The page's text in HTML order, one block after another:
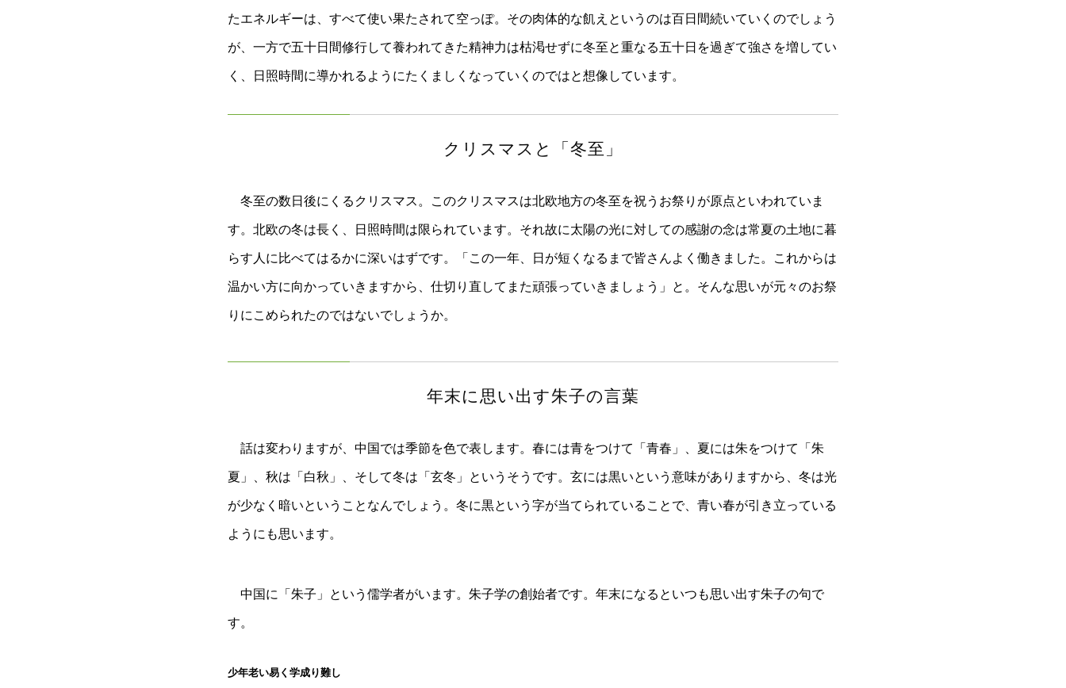
たエネルギーは、すべて使い果たされて空っぽ。その肉体的な飢えというのは百日間続いていくのでしょう
が、一方で五十日間修行して養われてきた精神力は枯渇せずに冬至と重なる五十日を過ぎて強さを増してい
く、日照時間に導かれるようにたくましくなっていくのではと想像しています。
クリスマスと「冬至」
冬至の数日後にくるクリスマス。このクリスマスは北欧地方の冬至を祝うお祭りが原点といわれていま
す。北欧の冬は長く、日照時間は限られています。それ故に太陽の光に対しての感謝の念は常夏の土地に暮
らす人に比べてはるかに深いはずです。「この一年、日が短くなるまで皆さんよく働きました。これからは
温かい方に向かっていきますから、仕切り直してまた頑張っていきましょう」と。そんな思いが元々のお祭
りにこめられたのではないでしょうか。
年末に思い出す朱子の言葉
話は変わりますが、中国では季節を色で表します。春には青をつけて「青春」、夏には朱をつけて「朱
夏」、秋は「白秋」、そして冬は「玄冬」というそうです。玄には黒いという意味がありますから、冬は光
が少なく暗いということなんでしょう。冬に黒という字が当てられていることで、青い春が引き立っている
ようにも思います。
中国に「朱子」という儒学者がいます。朱子学の創始者です。年末になるといつも思い出す朱子の句で
す。
少年老い易く学成り難し